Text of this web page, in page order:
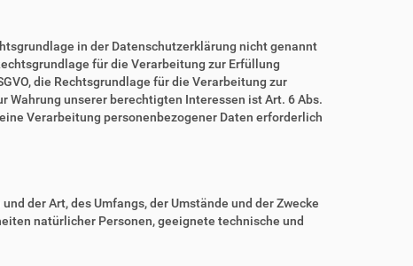
in der Datenschutzerklärung nicht genannt
für die Verarbeitung zur Erfüllung
die Rechtsgrundlage für die Verarbeitung zur
Wahrung unserer berechtigten Interessen ist Art. 6 Abs.
Verarbeitung personenbezogener Daten erforderlich
der Art, des Umfangs, der Umstände und der Zwecke
natürlicher Personen, geeignete technische und